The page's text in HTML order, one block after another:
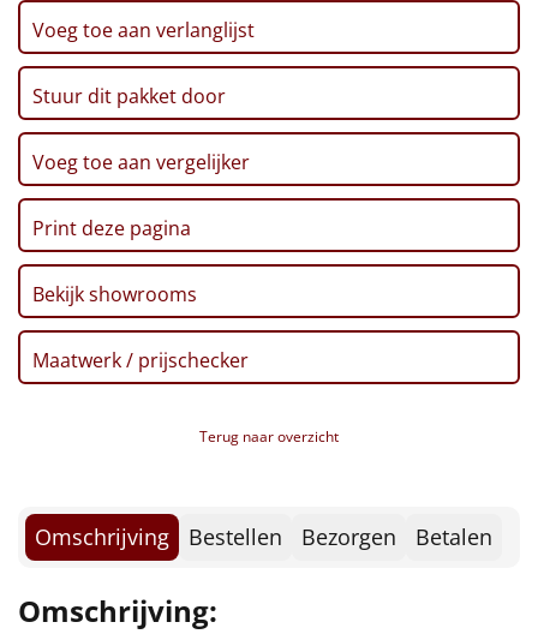
Alle thema's
Artikel
Hitster NIEUW
Pizzarette
Tas
Wake up light
NIEUW
Borrelplank
Noodradio NIEUW
Deken (fleece plaid)
Marshmallows, 140 gr
Pepermunt, 65 gr
Pannenkoekenmix, 400 gr
Zwarte Thee, 1,5 gr, 20 st
Pinda's, 100 gr
Autodrop, Kerstlimo's, 70 gr
Chocolade Truffels, 150 gr
Kerstmagazine 2025
Verpakt in een feestelijke kerstdoos
Voeg toe aan verlanglijst
Stuur dit pakket door
Voeg toe aan vergelijker
Print deze pagina
Bekijk showrooms
Maatwerk / prijschecker
Terug naar overzicht
Omschrijving Bestellen Bezorgen Betalen
Omschrijving: